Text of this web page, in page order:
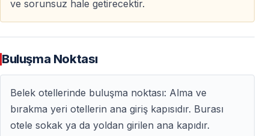
destinasyondur — onu gün doğumunda gökyüzünden
kontenjan ve hava şartlarına bağlı olduğundan, erken
rezervasyon önerilir.
ve sorunsuz hale getirecektir.
Buluşma Noktası
Belek otellerinde buluşma noktası: Alma ve
bırakma yeri otellerin ana giriş kapısıdır. Burası
otele sokak ya da yoldan girilen ana kapıdır.